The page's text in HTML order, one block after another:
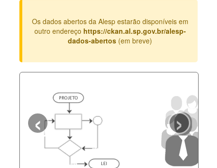
Legislação
Perguntas frequentes
Os dados abertos da Alesp estarão disponíveis em
outro endereço https://ckan.al.sp.gov.br/alesp-
dados-abertos (em breve)
‹ ›